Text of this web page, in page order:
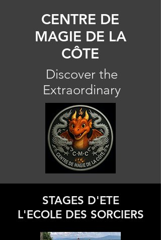
CENTRE DE
MAGIE DE LA
CÔTE
Discover the
Extraordinary
STAGES D'ETE
L'ECOLE DES SORCIERS